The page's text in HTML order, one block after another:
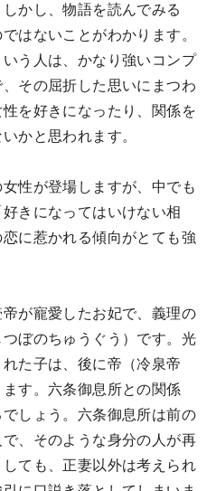
かし、物語を読んでみる
はないことがわかります。
う人は、かなり強いコンプ
その屈折した思いにまつわ
を好きになったり、関係を
かと思われます。
女性が登場しますが、中でも
きになってはいけない相
に惹かれる傾向がとても強
が寵愛したお妃で、義理の
ぼのちゅうぐう）です。光
た子は、後に帝（冷泉帝
ます。六条御息所との関係
しょう。六条御息所は前の
、そのような身分の人が再
ても、正妻以外は考えられ